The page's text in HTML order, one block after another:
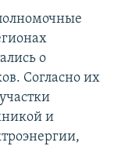
о
Согласно их
и